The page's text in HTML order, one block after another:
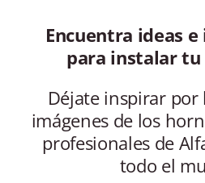
Encuentra ideas
para instalar
Déjate inspirar por
imágenes de los
profesionales de
todo el